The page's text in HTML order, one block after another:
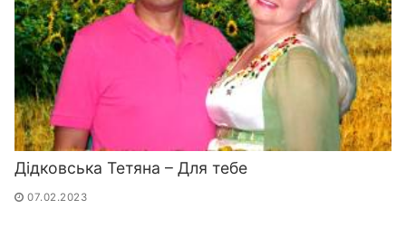
Дідковська Тетяна – Для тебе
07.02.2023